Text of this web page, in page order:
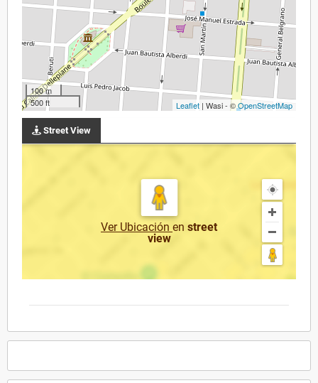
100 m
500 ft
Leaflet | Wasi - ©OpenStreetMap
Street View
Ver Ubicación en street
view